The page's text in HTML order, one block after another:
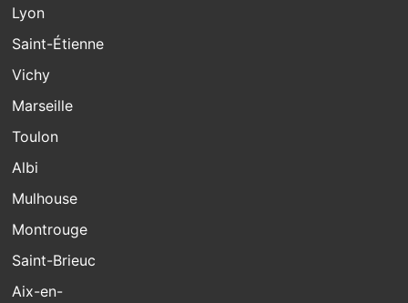
Lyon
Saint-Étienne
Vichy
Marseille
Toulon
Albi
Mulhouse
Montrouge
Saint-Brieuc
Aix-en-